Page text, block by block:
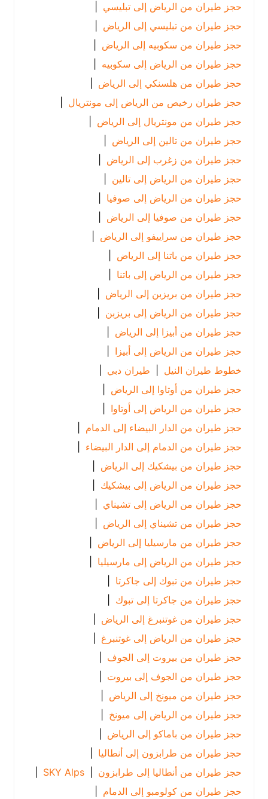
حجز طيران من الرياض إلى تبليسي |
حجز طيران من تبليسي إلى الرياض
|
حجز طيران من سكوبيه إلى الرياض
|
حجز طيران من الرياض إلى سكوبيه |
حجز طيران من هلسنكي إلى الرياض
|
حجز طيران رخيص من الرياض إلى مونتريال |
حجز طيران من مونتريال إلى الرياض
|
حجز طيران من تالين إلى الرياض
|
حجز طيران من زغرب إلى الرياض
|
حجز طيران من الرياض إلى تالين
|
حجز طيران من الرياض إلى صوفيا
|
حجز طيران من صوفيا إلى الرياض
|
حجز طيران من سراييفو إلى الرياض
|
حجز طيران من باتنا إلى الرياض
|
حجز طيران من الرياض إلى باتنا |
حجز طيران من بريزبن إلى الرياض
|
حجز طيران من الرياض إلى بريزبن |
حجز طيران من أبيزا إلى الرياض
|
حجز طيران من الرياض إلى أبيزا
خطوط طيران النيل | طيران دبي |
حجز طيران من أوتاوا إلى الرياض
|
حجز طيران من الرياض إلى أوتاوا |
حجز طيران من الدار البيضاء إلى الدمام
|
حجز طيران من الدمام إلى الدار البيضاء |
حجز طيران من بيشكيك إلى الرياض
|
حجز طيران من الرياض إلى بيشكيك |
حجز طيران من الرياض إلى تشيناي |
حجز طيران من تشيناي إلى الرياض
|
حجز طيران من مارسيليا إلى الرياض
|
حجز طيران من الرياض إلى مارسيليا |
حجز طيران من تبوك إلى جاكرتا
|
حجز طيران من جاكرتا إلى تبوك
|
حجز طيران من غوتنبرغ إلى الرياض
|
حجز طيران من الرياض إلى غوتنبرغ |
حجز طيران من بيروت إلى الجوف |
حجز طيران من الجوف إلى بيروت
|
حجز طيران من ميونخ إلى الرياض
|
حجز طيران من الرياض إلى ميونخ |
حجز طيران من باماكو إلى الرياض
|
حجز طيران من طرابزون إلى أنطاليا
|
حجز طيران من أنطاليا إلى طرابزون |
SKY Alps
|
حجز طيران من كولومبو إلى الدمام
|